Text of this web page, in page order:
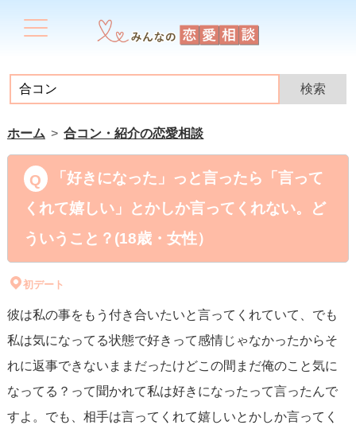
ホーム 合コン・紹介の恋愛相談
「好きになった」っと言ったら「言って
くれて嬉しい」とかしか言ってくれない。ど
ういうこと？(18歳・女性）
初デート
彼は私の事をもう付き合いたいと言ってくれていて、でも
私は気になってる状態で好きって感情じゃなかったからそ
れに返事できないままだったけどこの間まだ俺のこと気に
なってる？って聞かれて私は好きになったって言ったんで
すよ。でも、相手は言ってくれて嬉しいとかしか言ってく